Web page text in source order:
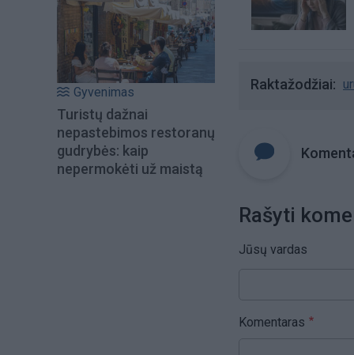
Gyvenimas
Turistų dažnai
nepastebimos restoranų
gudrybės: kaip
nepermokėti už maistą
Raktažodžiai
Rašyti
Jūsų vardas
Komentaras